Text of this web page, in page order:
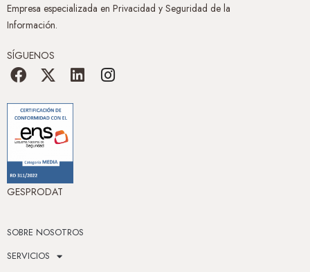
Empresa especializada en Privacidad y Seguridad de la
Información.
SÍGUENOS
GESPRODAT
SOBRE NOSOTROS
SERVICIOS